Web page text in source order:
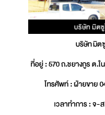
บริษัท มิต
ที่อยู่ : 570 ถ.ชยางกูร ต.ใ
โทรศัพท์ : ฝ่ายขาย
เวลาทำการ : จ-